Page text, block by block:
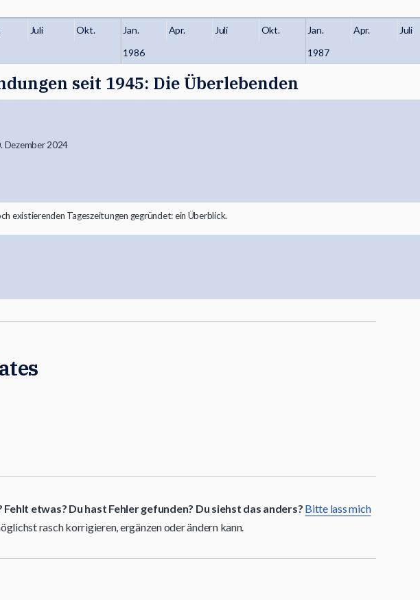
Juli Okt.
Jan.
1986
Apr. Juli Okt.
Jan.
1987
Apr.
Juli
seit 1945: Die Überlebenden
Dezember 2024
existierenden Tageszeitungen gegründet: ein Überblick.
Fehlt etwas? Du hast Fehler gefunden? Du siehst das anders? Bitte lass mich
rasch korrigieren, ergänzen oder ändern kann.